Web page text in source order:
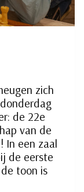
zich
de 22e
van de
In een zaal
de eerste
toon is